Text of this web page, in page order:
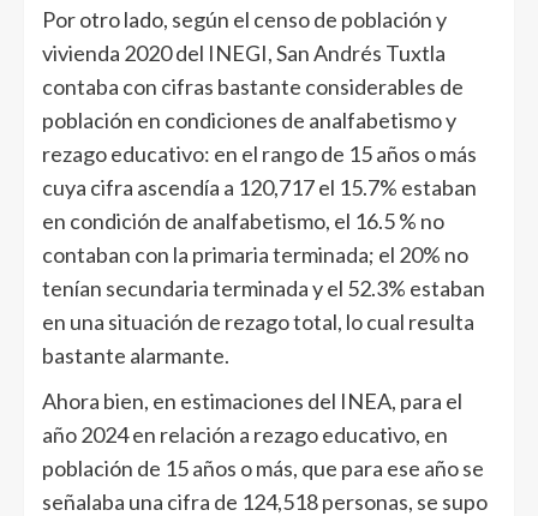
Por otro lado, según el censo de población y
vivienda 2020 del INEGI, San Andrés Tuxtla
contaba con cifras bastante considerables de
población en condiciones de analfabetismo y
rezago educativo: en el rango de 15 años o más
cuya cifra ascendía a 120,717 el 15.7% estaban
en condición de analfabetismo, el 16.5 % no
contaban con la primaria terminada; el 20% no
tenían secundaria terminada y el 52.3% estaban
en una situación de rezago total, lo cual resulta
bastante alarmante.
Ahora bien, en estimaciones del INEA, para el
año 2024 en relación a rezago educativo, en
población de 15 años o más, que para ese año se
señalaba una cifra de 124,518 personas, se supo